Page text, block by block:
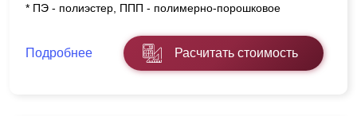
* ПЭ - полиэстер, ППП - полимерно-порошковое
Подробнее Расчитать стоимость